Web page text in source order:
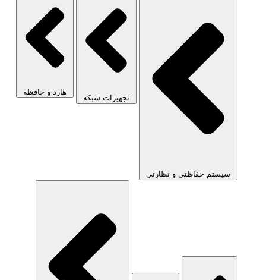
سیستم حفاظتی و نظارتی
تجهیزات شبکه
هارد و حافظه